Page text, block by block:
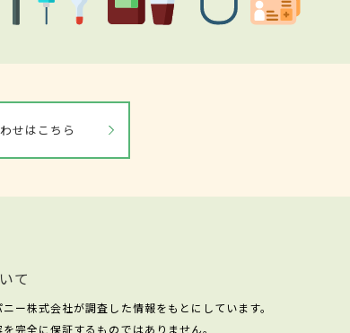
せはこちら
て
ー株式会社が調査した情報をもとにしています。
完全に保証するものではありません。